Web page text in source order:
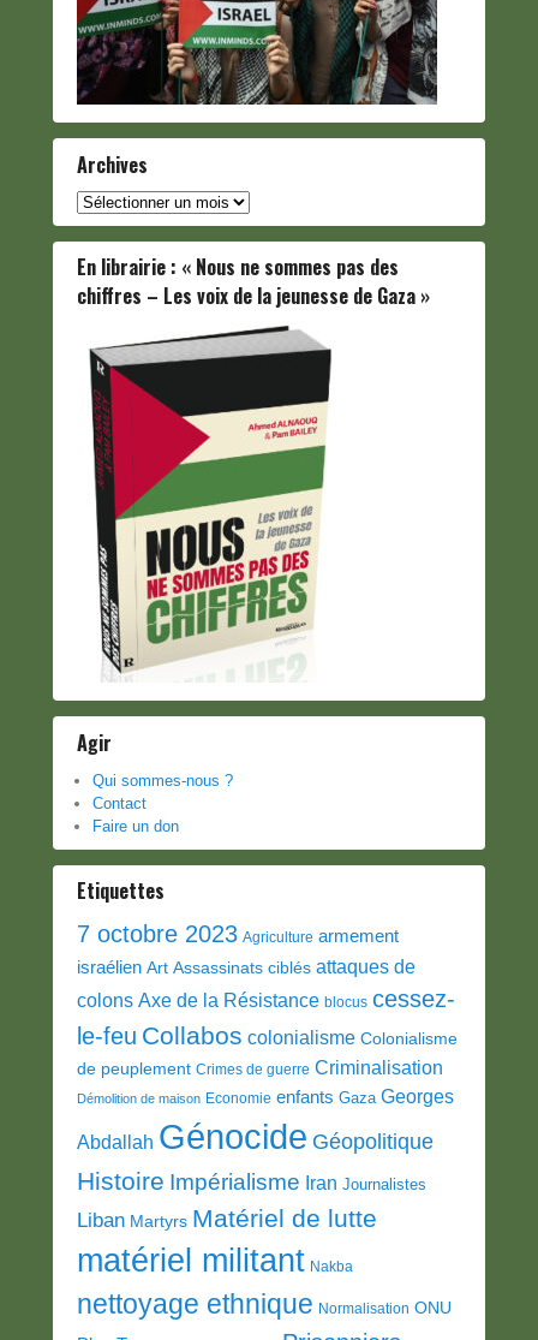
Archives
Archives
En librairie : « Nous ne sommes pas des
chiffres – Les voix de la jeunesse de Gaza »
Agir
Qui sommes-nous ?
Contact
Faire un don
Etiquettes
7 octobre 2023 Agriculture armement
israélien Art Assassinats ciblés attaques de
colons Axe de la Résistance blocus cessez-
le-feu Collabos colonialisme Colonialisme
de peuplement Crimes de guerre Criminalisation
Démolition de maison Economie enfants Gaza Georges
Abdallah Génocide Géopolitique
Histoire Impérialisme Iran Journalistes
Liban Martyrs Matériel de lutte
matériel militant Nakba
nettoyage ethnique Normalisation ONU